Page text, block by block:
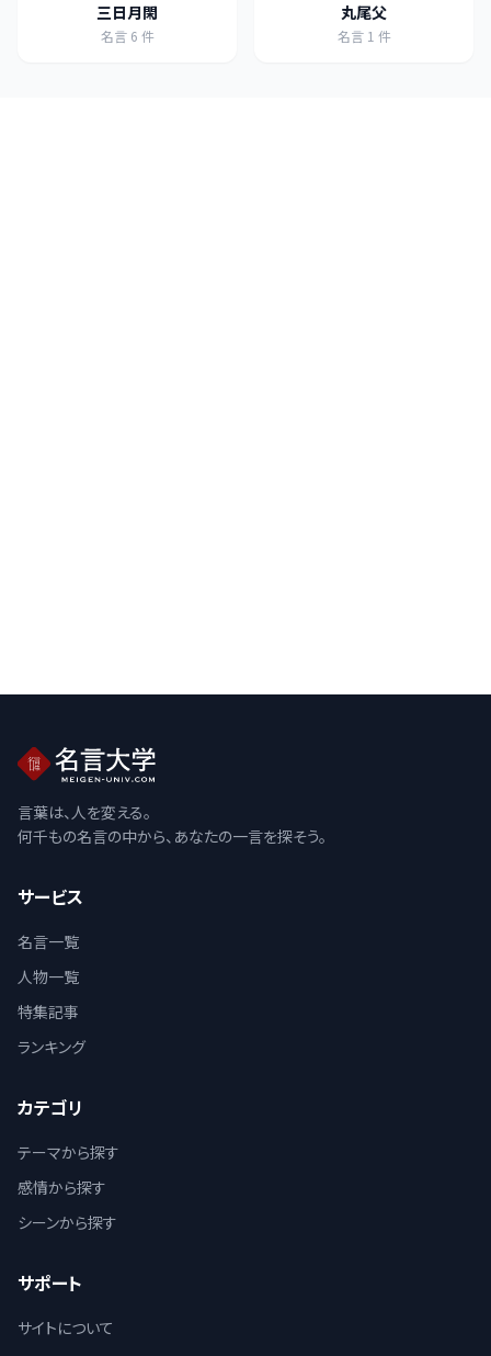
三日月閑
名言 6 件
丸尾父
名言 1 件
言葉は、人を変える。
何千もの名言の中から、あなたの一言を探そう。
サービス
名言一覧
人物一覧
特集記事
ランキング
カテゴリ
テーマから探す
感情から探す
シーンから探す
サポート
サイトについて